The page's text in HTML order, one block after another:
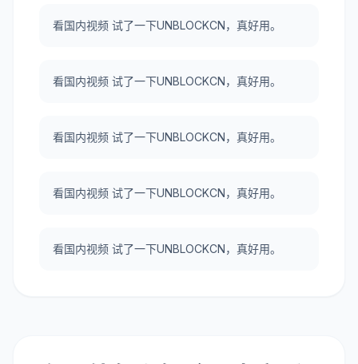
看国内视频 试了一下UNBLOCKCN，真好用。
看国内视频 试了一下UNBLOCKCN，真好用。
看国内视频 试了一下UNBLOCKCN，真好用。
看国内视频 试了一下UNBLOCKCN，真好用。
看国内视频 试了一下UNBLOCKCN，真好用。